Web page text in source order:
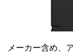
メーカー含め、